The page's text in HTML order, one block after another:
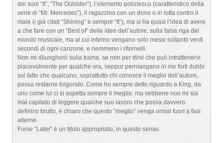
dei suoi “It”, “The Outsider”), l’elemento poliziesco (caratteristico della
serie di “Mr. Mercedes”), il ragazzino con un dono o in lotta contro il
male (i già citati “Shining” e sempre “It”), ma si ha quasi l’idea di avere
a che fare con un “Best of” delle idee dell’autore, sulla falsa riga del
mondo musicale, ma al cui interno vengano solo messi soltanto venti
secondi di ogni canzone, e nemmeno i ritornelli.
Non mi dilungherò sulla trama, se non per dirvi che può intrattenervi
piacevolmente per qualche ora, seppur permangano in me forti dubbi
sul fatto che qualcuno, soprattutto chi conosce il meglio dell’autore,
possa restarne folgorato. Come ho sempre detto riguardo a King, da
uno come lui ci si aspetta sempre il meglio: ma sebbene non mi sia
mai capitato di leggere qualche suo lavoro che possa davvero
definirsi brutto, è chiaro che questo “meglio” venga ormai fuori a fasi
alterne.
Forse “Later” è un titolo appropriato, in questo senso.